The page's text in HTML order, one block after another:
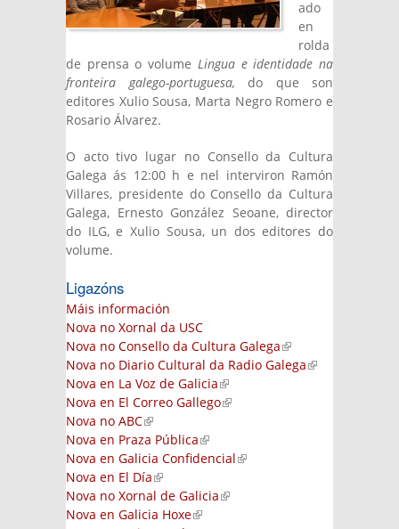
ado
en
rolda
de prensa o volume Lingua e identidade na
fronteira galego-portuguesa, do que son
editores Xulio Sousa, Marta Negro Romero e
Rosario Álvarez.
O acto tivo lugar no Consello da Cultura
Galega ás 12:00 h e nel interviron Ramón
Villares, presidente do Consello da Cultura
Galega, Ernesto González Seoane, director
do ILG, e Xulio Sousa, un dos editores do
volume.
Ligazóns
Máis información
Nova no Xornal da USC
Nova no Consello da Cultura Galega(link is
external)
Nova no Diario Cultural da Radio Galega(link is
Nova en La Voz de Galicia(link is external)
Nova en El Correo Gallego(link is external)
Nova no ABC(link is external)
Nova en Praza Pública(link is external)
Nova en Galicia Confidencial(link is external)
Nova en El Día(link is external)
Nova no Xornal de Galicia(link is external)
Nova en Galicia Hoxe(link is external)